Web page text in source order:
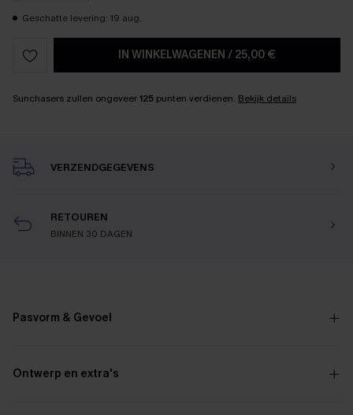
Geschatte levering: 19 aug.
IN WINKELWAGENEN / 25,00 €
Sunchasers zullen ongeveer125 punten verdienen. Bekijk details
VERZENDGEGEVENS
RETOUREN
BINNEN 30 DAGEN
Pasvorm & Gevoel
Ontwerp en extra's